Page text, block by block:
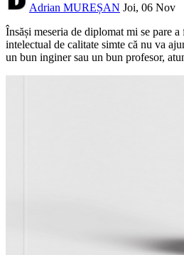
Adrian MUREȘAN Joi, 06 Nov
Însăși meseria de diplomat mi se pare
intelectual de calitate simte că nu va
un bun inginer sau un bun profesor,